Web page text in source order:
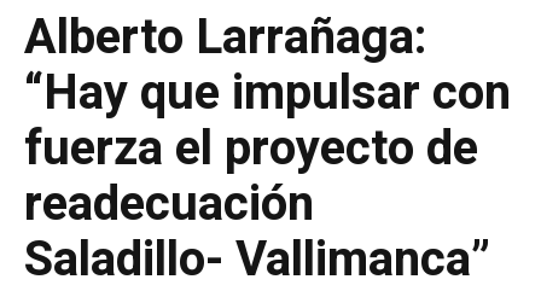
Alberto Larrañaga:
“Hay que impulsar con
fuerza el proyecto de
readecuación
Saladillo- Vallimanca”